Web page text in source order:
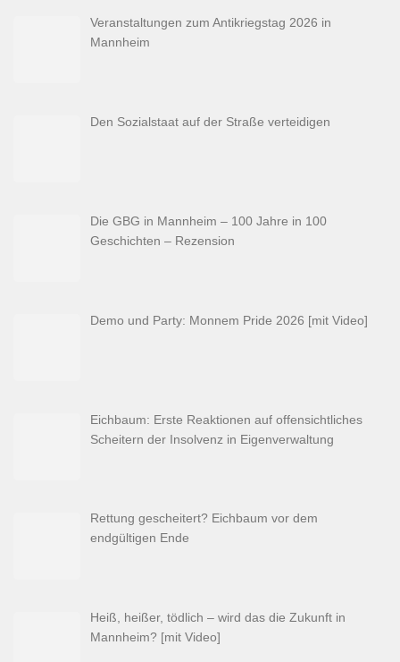
Veranstaltungen zum Antikriegstag 2026 in
Mannheim
Den Sozialstaat auf der Straße verteidigen
Die GBG in Mannheim – 100 Jahre in 100
Geschichten – Rezension
Demo und Party: Monnem Pride 2026 [mit Video]
Eichbaum: Erste Reaktionen auf offensichtliches
Scheitern der Insolvenz in Eigenverwaltung
Rettung gescheitert? Eichbaum vor dem
endgültigen Ende
Heiß, heißer, tödlich – wird das die Zukunft in
Mannheim? [mit Video]